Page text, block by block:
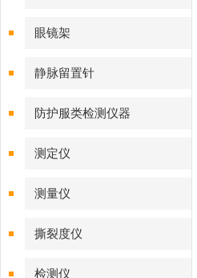
眼镜架
静脉留置针
防护服类检测仪器
测定仪
测量仪
撕裂度仪
检测仪